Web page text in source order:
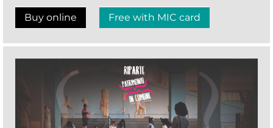
Buy online Free with MIC card